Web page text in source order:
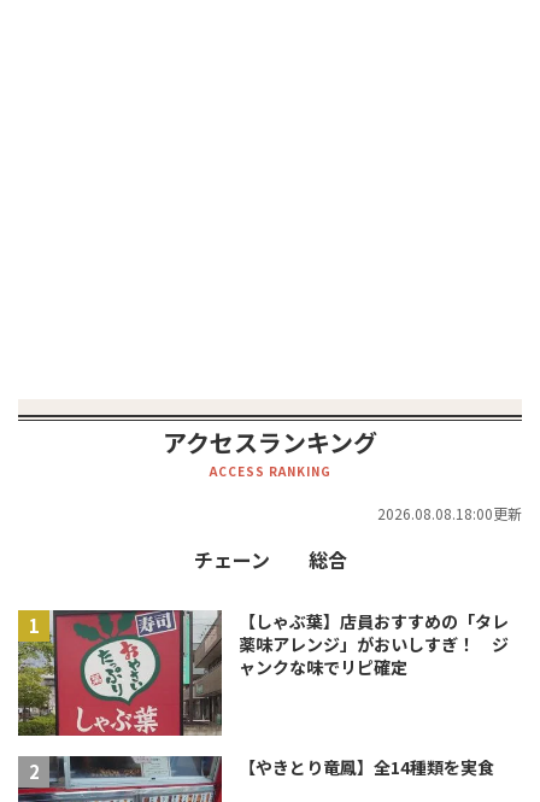
アクセスランキング
ACCESS RANKING
2026.08.08.18:00更新
チェーン 総合
【しゃぶ葉】店員おすすめの「タレ
薬味アレンジ」がおいしすぎ！ ジ
ャンクな味でリピ確定
【やきとり竜鳳】全14種類を実食